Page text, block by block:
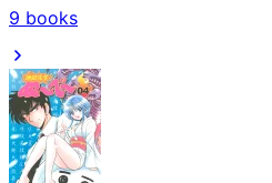
9 books